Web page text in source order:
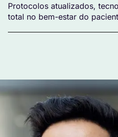
Protocolos atualizados,
total no bem-estar do